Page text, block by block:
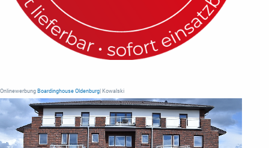
Onlinewerbung Boardinghouse Oldenburg | Kowalski